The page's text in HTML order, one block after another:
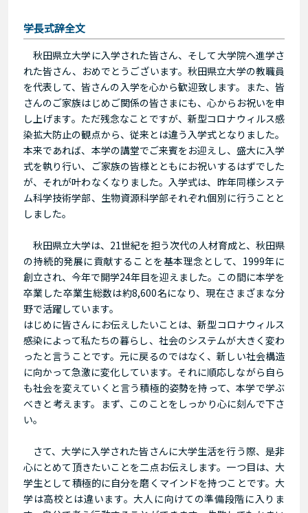
学長式辞全文
秋田県立大学に入学された皆さん、そして大学院へ進学さ
れた皆さん、おめでとうございます。秋田県立大学の教職員
を代表して、皆さんの入学を心から歓迎致します。また、皆
さんのご家族はじめご関係の皆さまにも、心からお祝いを申
し上げます。ただ残念なことですが、新型コロナウィルス感
染拡大防止の観点から、従来とは違う入学式となりました。
本来であれば、本学の講堂でご来賓をお迎えし、盛大に入学
式を執り行い、ご家族の皆様とともにお祝いするはずでした
が、それが叶わなくなりました。入学式は、昨年同様システ
ム科学技術学部、生物資源科学部それぞれ個別に行うことと
しました。
秋田県立大学は、21世紀を担う次代の人材育成と、秋田県
の持続的発展に貢献することを基本理念として、1999年に
創立され、今年で開学24年目を迎えました。この間に本学を
卒業した卒業生総数は約8,600名になり、現在さまざまな分
野で活躍しています。
はじめに皆さんにお伝えしたいことは、新型コロナウィルス
感染によって私たちの暮らし、社会のシステムが大きく変わ
ったと言うことです。元に戻るのではなく、新しい社会構造
に向かって急激に変化しています。それに順応しながら自ら
も社会を変えていくと言う積極的姿勢を持って、本学で学ぶ
べきと考えます。まず、このことをしっかり心に刻んで下さ
い。
さて、大学に入学された皆さんに大学生活を行う際、是非
心にとめて頂きたいことを二点お伝えします。一つ目は、大
学生として積極的に自分を磨くマインドを持つことです。大
学は高校とは違います。大人に向けての準備段階に入りま